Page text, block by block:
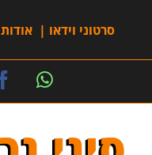
סרטוני וידאו |אודות